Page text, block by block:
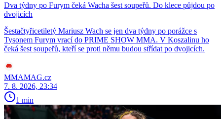
Dva týdny po Furym čeká Wacha šest soupeřů. Do klece půjdou po
dvojicích
Šestačtyřicetiletý Mariusz Wach se jen dva týdny po porážce s
Tysonem Furym vrací do PRIME SHOW MMA. V Koszalinu ho
čeká šest soupeřů, kteří se proti němu budou střídat po dvojicích.
MMAMAG.cz
7. 8. 2026, 23:34
1 min